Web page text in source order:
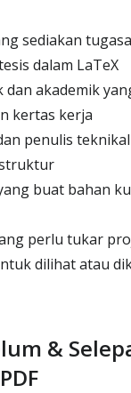
sediakan
dalam LaTeX
dan akademik
kertas kerja
penulis
buat bahan
perlu tukar
dilihat atau
&